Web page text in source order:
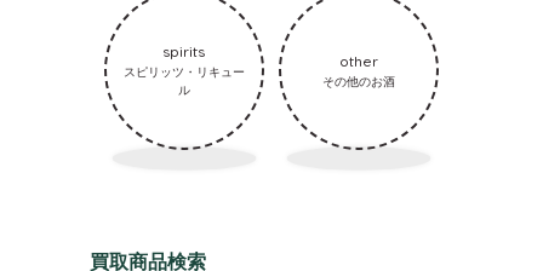
spirits
スピリッツ・リキュー
ル
other
その他のお酒
買取商品検索